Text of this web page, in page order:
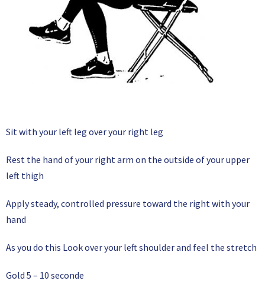
Sit with your left leg over your right leg
Rest the hand of your right arm on the outside of your upper
left thigh
Apply steady, controlled pressure toward the right with your
hand
As you do this Look over your left shoulder and feel the stretch
Gold 5 – 10 seconde